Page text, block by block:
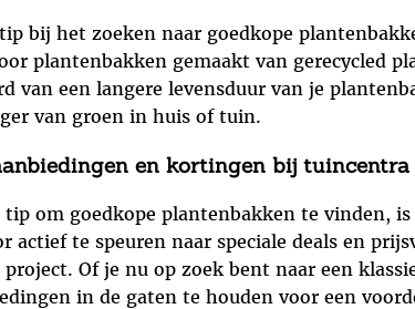
bij het zoeken naar goedkope
plantenbakken gemaakt van gerecycled
van een langere levensduur van je
van groen in huis of tuin.
en kortingen bij
tip om goedkope plantenbakken te vinden,
actief te speuren naar speciale deals en
Of je nu op zoek bent naar een
in de gaten te houden voor een